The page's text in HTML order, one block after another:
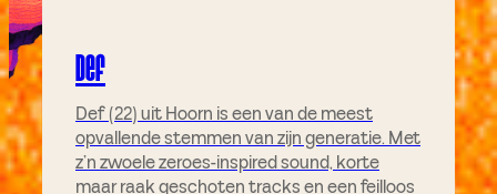
Def
Def (22) uit Hoorn is een van de meest
opvallende stemmen van zijn generatie. Met
z’n zwoele zeroes-inspired sound, korte
maar raak geschoten tracks en een feilloos